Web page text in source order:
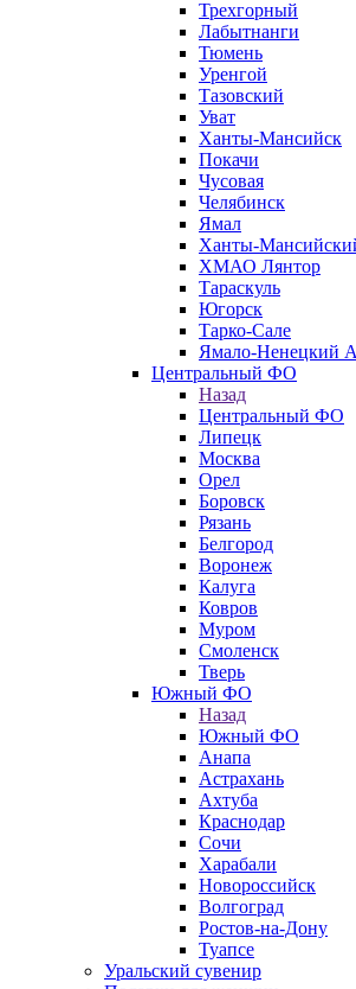
Трехгорный
Лабытнанги
Тюмень
Уренгой
Тазовский
Уват
Ханты-Мансийск
Покачи
Чусовая
Челябинск
Ямал
Ханты-
ХМАО Лянтор
Тараскуль
Югорск
Тарко-Сале
Ямало-
Центральный ФО
Назад
Центральный ФО
Липецк
Москва
Орел
Боровск
Рязань
Белгород
Воронеж
Калуга
Ковров
Муром
Смоленск
Тверь
Южный ФО
Назад
Южный ФО
Анапа
Астрахань
Ахтуба
Краснодар
Сочи
Харабали
Новороссийск
Волгоград
Ростов-на-Дону
Туапсе
Уральский сувенир